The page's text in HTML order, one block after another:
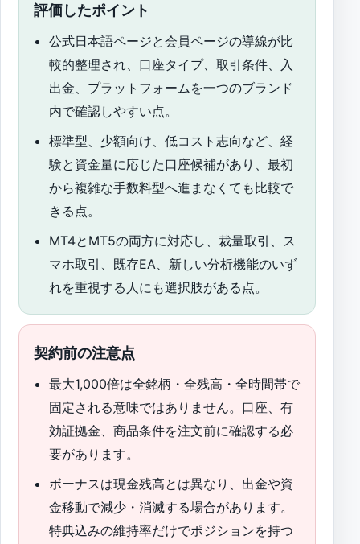
評価したポイント
公式日本語ページと会員ページの導線が比
較的整理され、口座タイプ、取引条件、入
出金、プラットフォームを一つのブランド
内で確認しやすい点。
標準型、少額向け、低コスト志向など、経
験と資金量に応じた口座候補があり、最初
から複雑な手数料型へ進まなくても比較で
きる点。
MT4とMT5の両方に対応し、裁量取引、ス
マホ取引、既存EA、新しい分析機能のいず
れを重視する人にも選択肢がある点。
契約前の注意点
最大1,000倍は全銘柄・全残高・全時間帯で
固定される意味ではありません。口座、有
効証拠金、商品条件を注文前に確認する必
要があります。
ボーナスは現金残高とは異なり、出金や資
金移動で減少・消滅する場合があります。
特典込みの維持率だけでポジションを持つ